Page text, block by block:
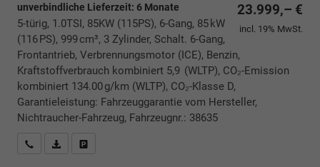
23.999,– €
incl. 19% MwSt.
unverbindliche Lieferzeit: 6 Monate
5-türig, 1.0TSI, 85KW (115PS), 6-Gang, 85 kW
(116 PS), 999 cm³, 3 Zylinder, Schalt. 6-Gang,
Frontantrieb, Verbrennungsmotor (ICE), Benzin,
Kraftstoffverbrauch kombiniert 5,9 (WLTP), CO₂-Emission
kombiniert 134.00 g/km (WLTP), CO₂-Klasse D,
Garantieleistung: Fahrzeuggarantie vom Hersteller,
Nichtraucher-Fahrzeug, Fahrzeugnr.: 38635
Rückrufbitte absenden
PDF-Datei, Fahrzeugexposé drucken